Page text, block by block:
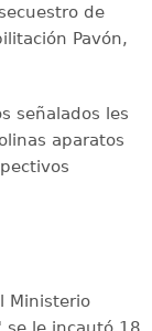
de
Pavón,
señalados les
aparatos
Ministerio